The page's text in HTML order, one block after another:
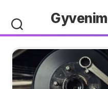
content